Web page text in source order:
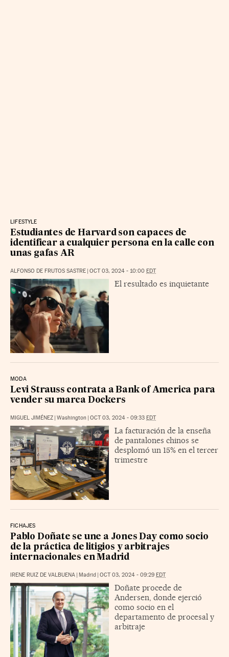
LIFESTYLE
Estudiantes de Harvard son capaces de
identificar a cualquier persona en la calle con
unas gafas AR
ALFONSO DE FRUTOS SASTRE OCT 03, 2024 - 10:00 EDT
El resultado es inquietante
MODA
Levi Strauss contrata a Bank of America para
vender su marca Dockers
MIGUEL JIMÉNEZ Washington OCT 03, 2024 - 09:33 EDT
La facturación de la enseña
de pantalones chinos se
desplomó un 15% en el tercer
trimestre
FICHAJES
Pablo Doñate se une a Jones Day como socio
de la práctica de litigios y arbitrajes
internacionales en Madrid
IRENE RUIZ DE VALBUENA Madrid OCT 03, 2024 - 09:29 EDT
Doñate procede de
Andersen, donde ejerció
como socio en el
departamento de procesal y
arbitraje